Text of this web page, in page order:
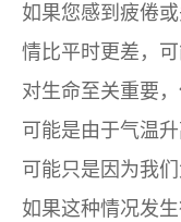
如果您感到疲倦
情比平时更差，
对生命至关重要
可能是由于气温
可能只是因为我
如果这种情况发